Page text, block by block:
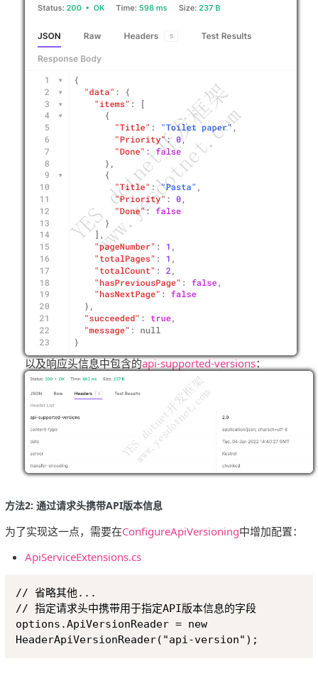
以及响应头信息中包含的api-supported-versions：
方法2: 通过请求头携带API版本信息
为了实现这一点，需要在ConfigureApiVersioning中增加配置：
ApiServiceExtensions.cs
// 省略其他...
// 指定请求头中携带用于指定API版本信息的字段
options.ApiVersionReader = new